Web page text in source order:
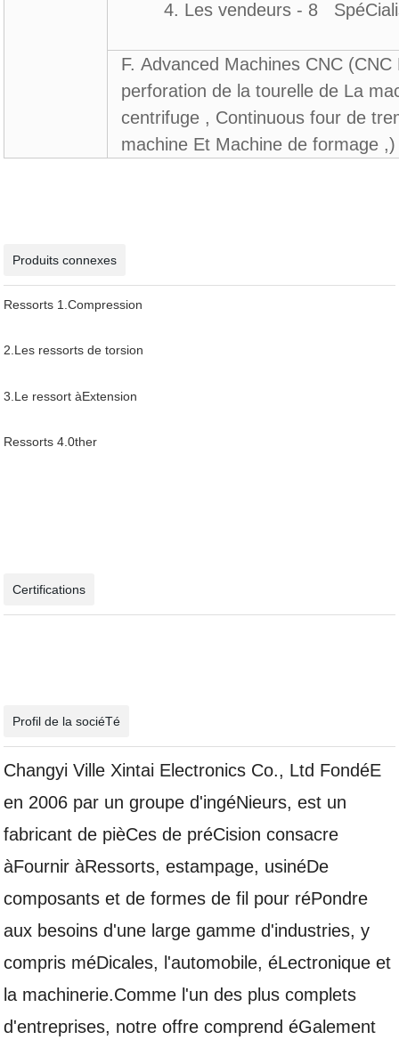
4. Les vendeurs - 8
F. Advanced Machines CNC
perforation de la tourelle de La
centrifuge , Continuous four de
machine Et Machine de formage ,)
Produits connexes
Ressorts 1.Compression
2.Les ressorts de torsion
3. Le ressort àExtension
Ressorts 4.0ther
Certifications
Profil de la sociéTé
Changyi Ville Xintai Electronics Co., Ltd FondéE
en 2006 par un groupe d'ingéNieurs, est un
fabricant de pièCes de préCision consacre
àFournir àRessorts, estampage, usinéDe
composants et de formes de fil pour réPondre
aux besoins d'une large gamme d'industries, y
compris méDicales, l'automobile, éLectronique et
la machinerie.Comme l'un des plus complets
d'entreprises, notre offre comprend éGalement